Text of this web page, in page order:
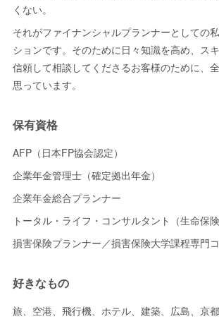
くない。
それがファイナンシャルプランナーとしての
ションです。そのために日々知識を高め、ス
信頼して相談してくださるお客様のために、
思っています。
保有資格
AFP（日本FP協会認定）
企業年金管理士（確定拠出年金）
企業年金総合プランナー
トータル・ライフ・コンサルタント（生命保険
損害保険プランナー／損害保険大学課程専門
好きなもの
旅、空港、飛行機、ホテル、建築、広島、京都